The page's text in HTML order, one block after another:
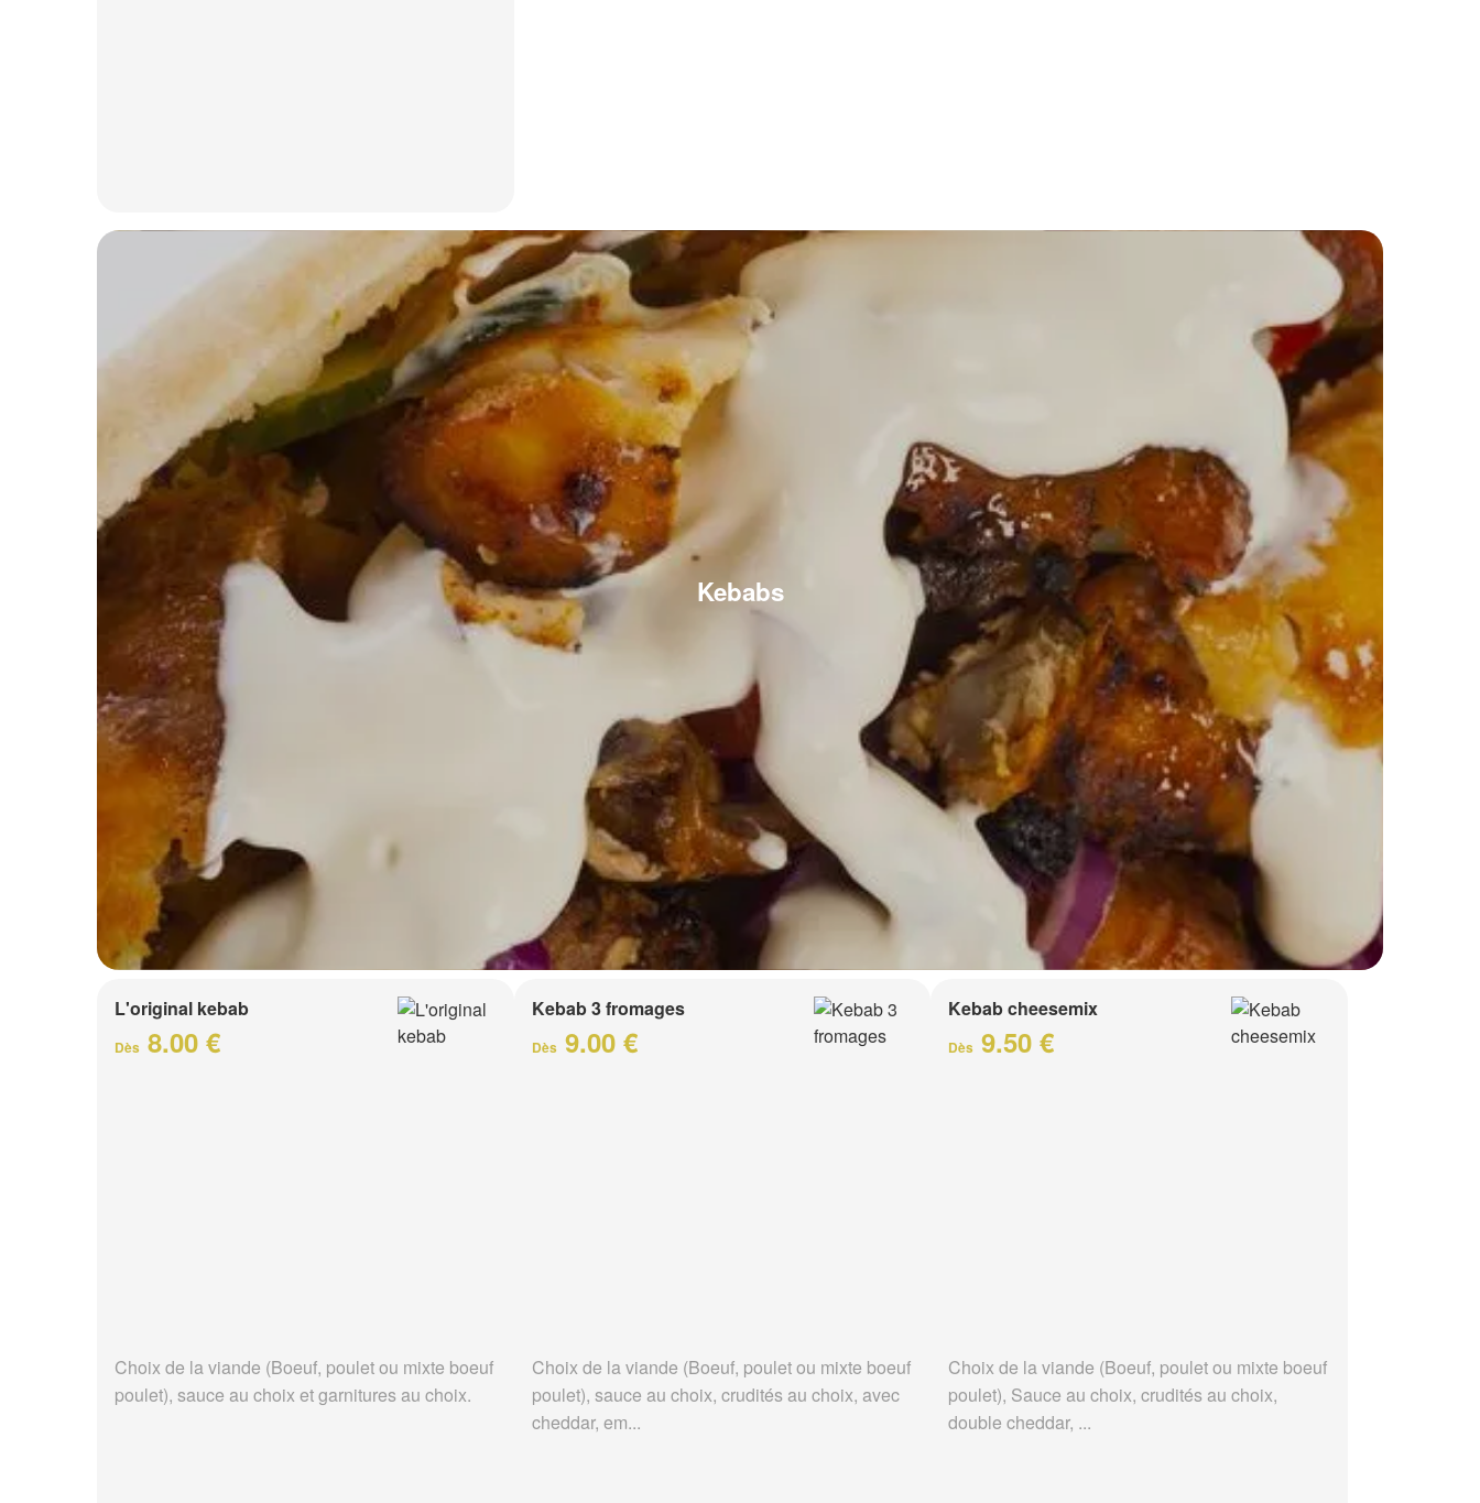
Kebabs
L'original kebab
Dès 8.00 €
Choix de la viande (Boeuf, poulet ou mixte boeuf
poulet), sauce au choix et garnitures au choix.
Kebab 3 fromages
Dès 9.00 €
Choix de la viande (Boeuf, poulet ou mixte boeuf
poulet), sauce au choix, crudités au choix, avec
cheddar, em...
Kebab cheesemix
Dès 9.50 €
Choix de la viande (Boeuf, poulet ou mixte boeuf
poulet), Sauce au choix, crudités au choix,
double cheddar, ...